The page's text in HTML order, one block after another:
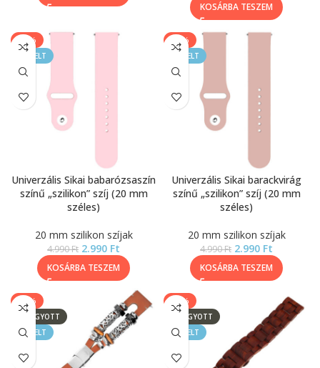
KOSÁRBA TESZEM
-40%
KIEMELT
Univerzális Sikai babarózsaszín
színű „szilikon” szíj (20 mm
széles)
20 mm szilikon szíjak
4.990Ft 2.990 Ft
KOSÁRBA TESZEM
-40%
KIEMELT
Univerzális Sikai barackvirág
színű „szilikon” szíj (20 mm
széles)
20 mm szilikon szíjak
4.990Ft 2.990 Ft
KOSÁRBA TESZEM
-25%
ELFOGYOTT
KIEMELT
-50%
ELFOGYOTT
KIEMELT